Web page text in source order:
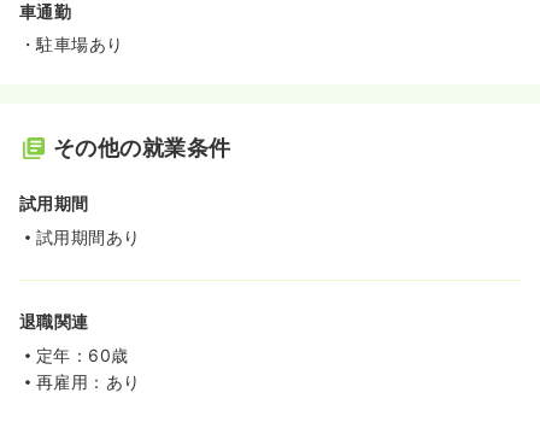
車通勤
・駐車場あり
その他の就業条件
試用期間
試用期間あり
退職関連
定年：60歳
再雇用：あり